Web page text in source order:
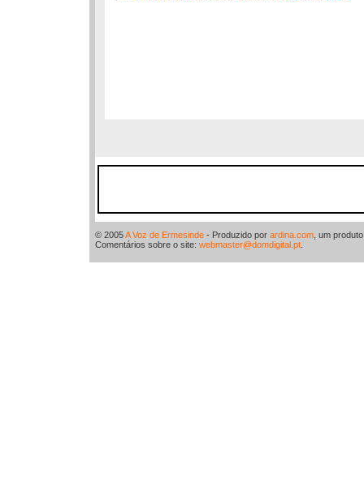
© 2005A Voz de Ermesinde - Produzido por ardina.com , um
Comentários sobre o site: webmaster@domdigital.pt